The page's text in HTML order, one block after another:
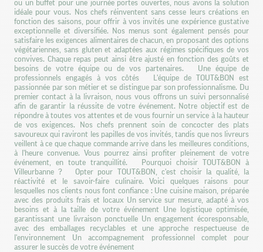
ou un buffet pour une journée portes ouvertes, nous avons la solution
idéale pour vous. Nos chefs réinventent sans cesse leurs créations en
fonction des saisons, pour offrir à vos invités une expérience gustative
exceptionnelle et diversifiée. Nos menus sont également pensés pour
satisfaire les exigences alimentaires de chacun, en proposant des options
végétariennes, sans gluten et adaptées aux régimes spécifiques de vos
convives. Chaque repas peut ainsi être ajusté en fonction des goûts et
besoins de votre équipe ou de vos partenaires. Une équipe de
professionnels engagés à vos côtés L'équipe de TOUT&BON est
passionnée par son métier et se distingue par son professionnalisme. Du
premier contact à la livraison, nous vous offrons un suivi personnalisé
afin de garantir la réussite de votre événement. Notre objectif est de
répondre à toutes vos attentes et de vous fournir un service à la hauteur
de vos exigences. Nos chefs prennent soin de concocter des plats
savoureux qui raviront les papilles de vos invités, tandis que nos livreurs
veillent à ce que chaque commande arrive dans les meilleures conditions,
à l'heure convenue. Vous pourrez ainsi profiter pleinement de votre
événement, en toute tranquillité. Pourquoi choisir TOUT&BON à
Villeurbanne ? Opter pour TOUT&BON, c'est choisir la qualité, la
réactivité et le savoir-faire culinaire. Voici quelques raisons pour
lesquelles nos clients nous font confiance : Une cuisine maison, préparée
avec des produits frais et locaux Un service sur mesure, adapté à vos
besoins et à la taille de votre événement Une logistique optimisée,
garantissant une livraison ponctuelle Un engagement écoresponsable,
avec des emballages recyclables et une approche respectueuse de
l'environnement Un accompagnement professionnel complet pour
assurer le succès de votre événement